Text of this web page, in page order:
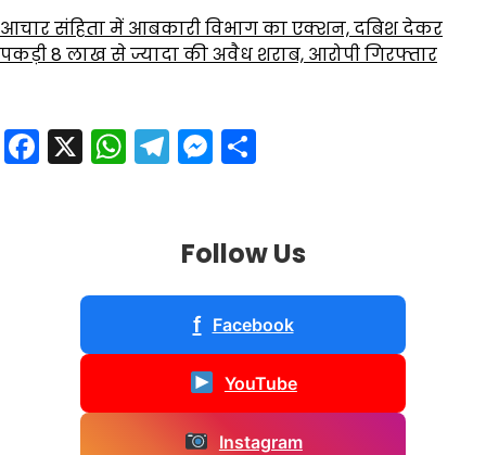
आचार संहिता में आबकारी विभाग का एक्शन, दबिश देकर
पकड़ी 8 लाख से ज्यादा की अवैध शराब, आरोपी गिरफ्तार
Facebook
X WhatsApp
Telegram
Messenger
Follow Us
f Facebook
YouTube
Instagram